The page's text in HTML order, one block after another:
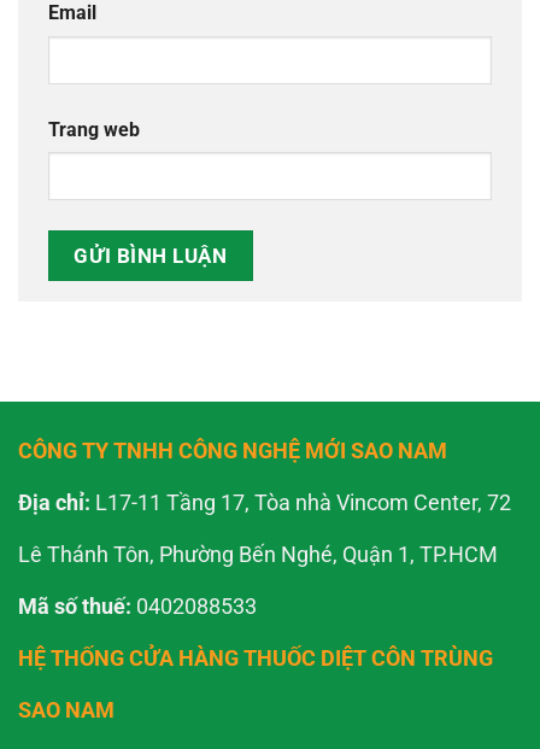
Email
Trang web
CÔNG TY TNHH CÔNG NGHỆ MỚI SAO NAM
Địa chỉ: L17-11 Tầng 17, Tòa nhà Vincom Center, 72
Lê Thánh Tôn, Phường Bến Nghé, Quận 1, TP.HCM
Mã số thuế: 0402088533
HỆ THỐNG CỬA HÀNG THUỐC DIỆT CÔN TRÙNG
SAO NAM